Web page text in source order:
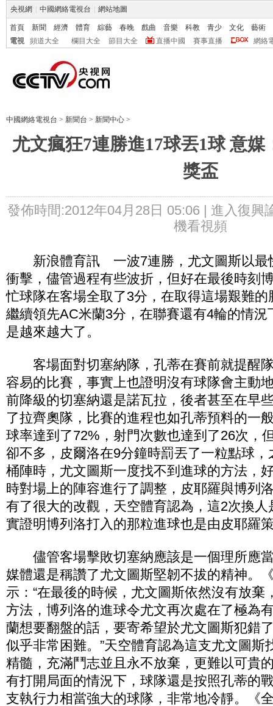
央視網 中國網絡電視台 網站地圖
首頁 新聞 經濟 體育 綜藝 春晚 戲曲 音樂 科教 青少 文化
藝術
電視
頻道大全 欄目大全 節目大全 直播中國 賽事直播 網絡
中國網絡電視台 > 新聞台 > 新聞中心 >
尤文瘋狂7連勝進17球丟1球 意媒
獎盃
發佈時間:2012年04月28日 05:06 | 進入復興
機看視頻
新浪體育訊 一波7連勝，尤文圖斯以最
衝擊，儘管過程有些波折，但好在最後時刻
忙球隊在客場全取了3分，在取得這場艱難
繼續領先AC米蘭3分，在聯賽還有4輪的情況
是越來越大了。
客場面對切塞納隊，孔蒂在賽前就提醒
容易的比賽，事實上也證明沒有球隊會主動
前降級的切塞納還是諾瓦拉，後者甚至在早
了拉齊奧隊，比賽的進程也如孔蒂預料的一
球率達到了72%，射門次數也達到了26次，
卻不多，皮爾洛在9分鐘時罰丟了一粒點球
桶陣時，尤文圖斯一度找不到進球的方法，
時對場上的陣容進行了調整，皮耶羅與博列
有了很大的改觀，天空體育認為，這2次換
實證明博列洛打入的那粒進球也是由皮耶羅
儘管客場擊敗切塞納應該是一個理所應
媒體還是稱讚了尤文圖斯堅韌不拔的精神。
示：“在最後的時候，尤文圖斯依然沒有放棄
方法，博列洛的進球令尤文再次處在了極為
蘭想要翻盤的話，要寄希望於尤文圖斯犯錯
似乎非常困難。”天空體育認為這支尤文圖斯
精髓，充滿鬥志並且永不放棄，更難以可貴
有打開局面的情況下，球隊還是按照孔蒂的
支執行力相當強大的球隊，非常地冷靜。《